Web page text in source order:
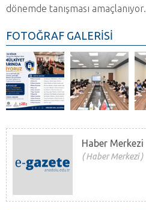
dönemde tanışması amaçlanıyor.
FOTOĞRAF GALERİSİ
Haber Merkezi
Haber Merkezi